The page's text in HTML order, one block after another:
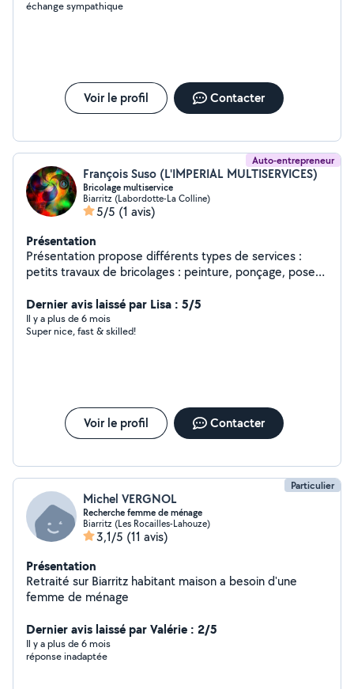
échange sympathique
Voir le profil Contacter
Auto-entrepreneur
François Suso (L'IMPERIAL MULTISERVICES)
Bricolage multiservice
Biarritz (Labordotte-La Colline)
5/5 (1 avis)
Présentation
Présentation propose différents types de services :
petits travaux de bricolages : peinture, ponçage, pose
travaux de jardinages'
Dernier avis laissé par Lisa : 5/5
Il y a plus de 6 mois
Super nice, fast & skilled!
Voir le profil Contacter
Particulier
Michel VERGNOL
Recherche femme de ménage
Biarritz (Les Rocailles-Lahouze)
3,1/5 (11 avis)
Présentation
Retraité sur Biarritz habitant maison a besoin d'une
femme de ménage
Dernier avis laissé par Valérie : 2/5
Il y a plus de 6 mois
réponse inadaptée